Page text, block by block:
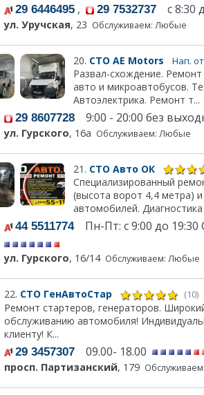
29 6446495 , 29 7532737 с 8:30
ул. Уручская, 23 Обслуживаем: Любые
20. СТО АЕ Моtors Нап.
Развал-схождение.
авто и микроавтобусов.
Автоэлектрика. Ремонт т...
29 8607728 9:00 - 20:00 без
ул. Гурского, 16а Обслуживаем: Любые
21. СТО Авто ОК
Специализированный
(высота ворот 4,4 метра) и
автомобилей. Диагностика
44 5511774Пн-Пт: с 9:00 до 19:30
ул. Гурского, 16/14 Обслуживаем: Любые
22. СТО ГенАвтоСтар (10)
Ремонт стартеров, генераторов.
обслуживанию автомобиля!
клиенту! К...
29 3457307 09.00- 18.00
просп. Партизанский, 179